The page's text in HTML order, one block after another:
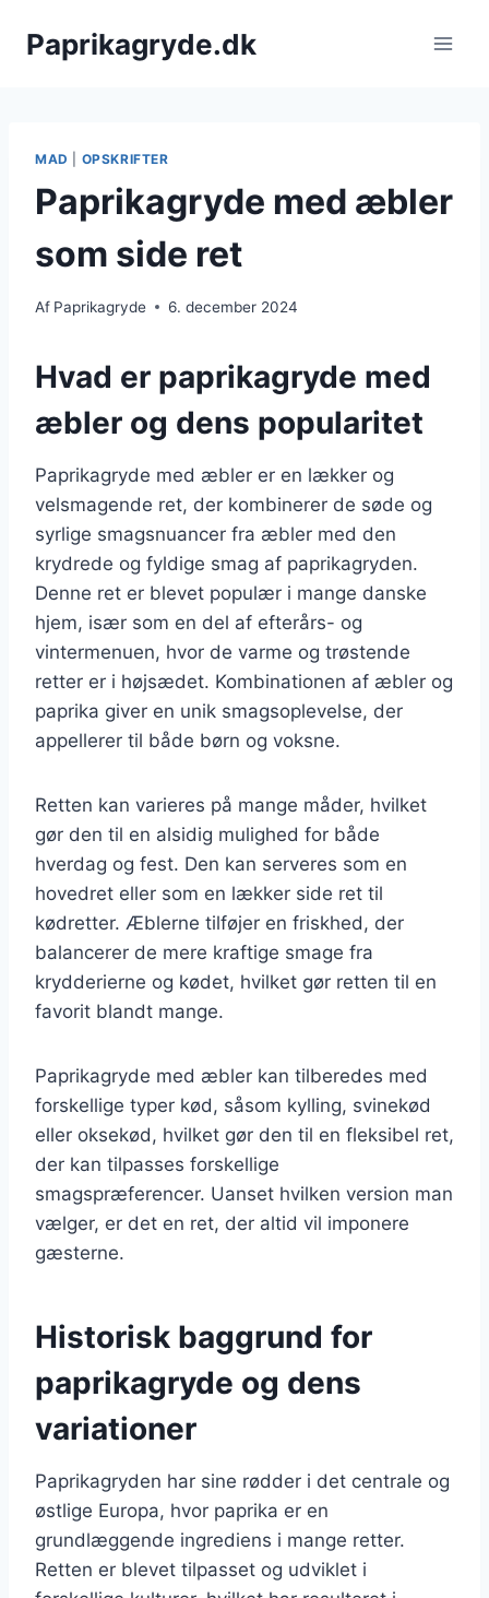
Paprikagryde.dk
MAD OPSKRIFTER
Paprikagryde med æbler
som side ret
Af Paprikagryde 6. december 2024
Hvad er paprikagryde med
æbler og dens popularitet
Paprikagryde med æbler er en lækker og
velsmagende ret, der kombinerer de søde og
syrlige smagsnuancer fra æbler med den
krydrede og fyldige smag af paprikagryden.
Denne ret er blevet populær i mange danske
hjem, især som en del af efterårs- og
vintermenuen, hvor de varme og trøstende
retter er i højsædet. Kombinationen af æbler og
paprika giver en unik smagsoplevelse, der
appellerer til både børn og voksne.
Retten kan varieres på mange måder, hvilket
gør den til en alsidig mulighed for både
hverdag og fest. Den kan serveres som en
hovedret eller som en lækker side ret til
kødretter. Æblerne tilføjer en friskhed, der
balancerer de mere kraftige smage fra
krydderierne og kødet, hvilket gør retten til en
favorit blandt mange.
Paprikagryde med æbler kan tilberedes med
forskellige typer kød, såsom kylling, svinekød
eller oksekød, hvilket gør den til en fleksibel ret,
der kan tilpasses forskellige
smagspræferencer. Uanset hvilken version man
vælger, er det en ret, der altid vil imponere
gæsterne.
Historisk baggrund for
paprikagryde og dens
variationer
Paprikagryden har sine rødder i det centrale og
østlige Europa, hvor paprika er en
grundlæggende ingrediens i mange retter.
Retten er blevet tilpasset og udviklet i